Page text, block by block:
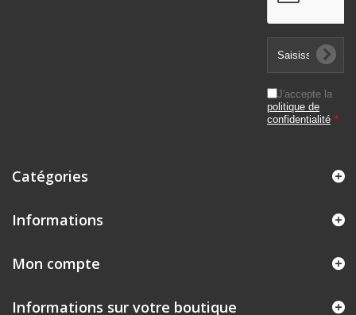
J'accepte la
politique de
confidentialité *
Catégories
Informations
Mon compte
Informations sur votre boutique